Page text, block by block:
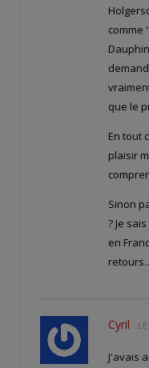
comme
que le
En tout
plaisir
Sinon
? Je
en
Cyril LE
J'avais